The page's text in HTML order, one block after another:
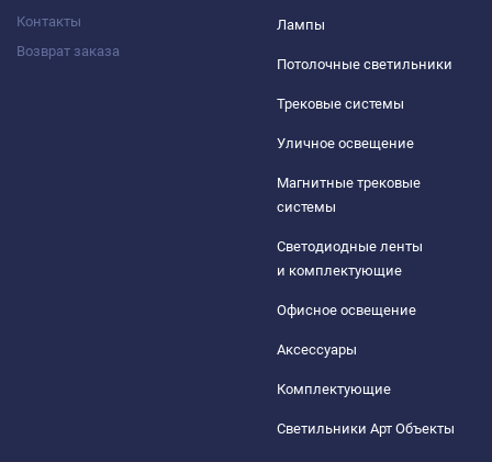
Контакты
Возврат заказа
Лампы
Потолочные светильники
Трековые системы
Уличное освещение
Магнитные трековые
системы
Светодиодные ленты
и комплектующие
Офисное освещение
Аксессуары
Комплектующие
Светильники Арт Объекты